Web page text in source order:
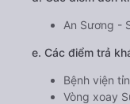
An Sương -
e. Các điểm trả
Bệnh viện
Vòng xoay